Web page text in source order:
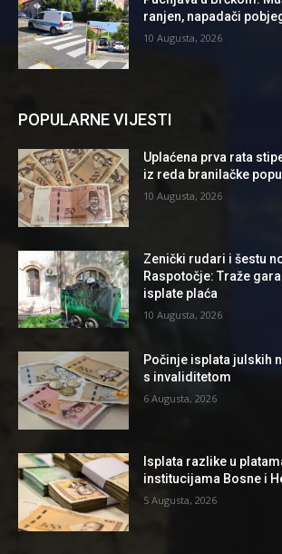
ranjen, napadači
10 Augusta, 2026
POPULARNE VIJESTI
Uplaćena prva rata
iz reda branilačke
10 Augusta, 2026
Zenički rudari i šestu
Raspotočje: Traže
isplate plaća
10 Augusta, 2026
Počinje isplata julskih
s invaliditetom
6 Augusta, 2026
Isplata razlike u
institucijama Bosne i
5 Augusta, 2026